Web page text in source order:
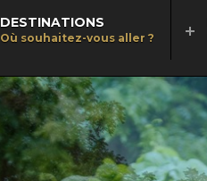
DESTINATIONS
Où souhaitez-vous aller ?